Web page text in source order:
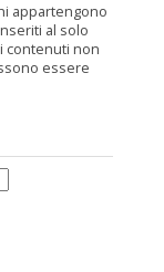
appartengono
al solo
contenuti non
essere